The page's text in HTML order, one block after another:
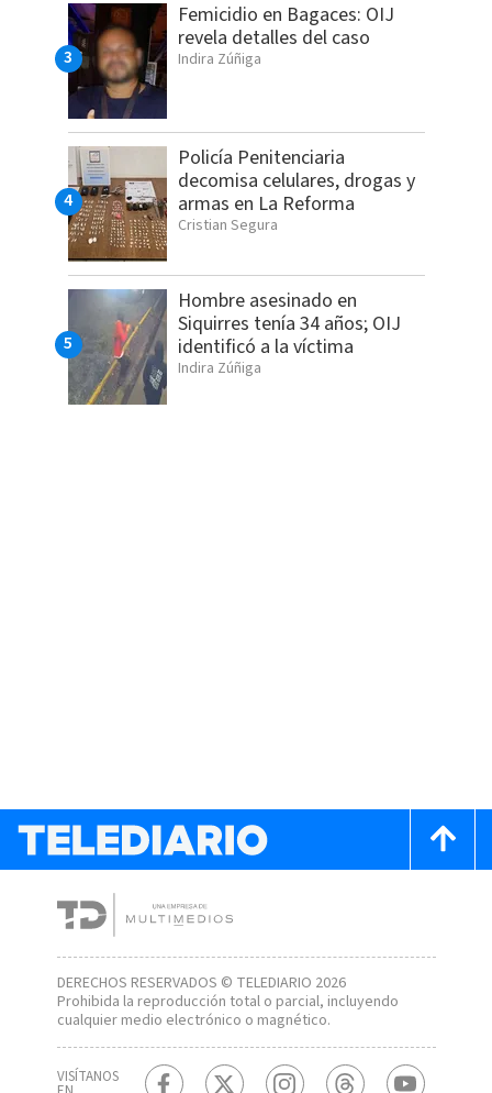
Femicidio en Bagaces: OIJ
revela detalles del caso
Indira Zúñiga
Policía Penitenciaria
decomisa celulares, drogas y
armas en La Reforma
Cristian Segura
Hombre asesinado en
Siquirres tenía 34 años; OIJ
identificó a la víctima
Indira Zúñiga
DERECHOS RESERVADOS © TELEDIARIO 2026
Prohibida la reproducción total o parcial, incluyendo
cualquier medio electrónico o magnético.
VISÍTANOS